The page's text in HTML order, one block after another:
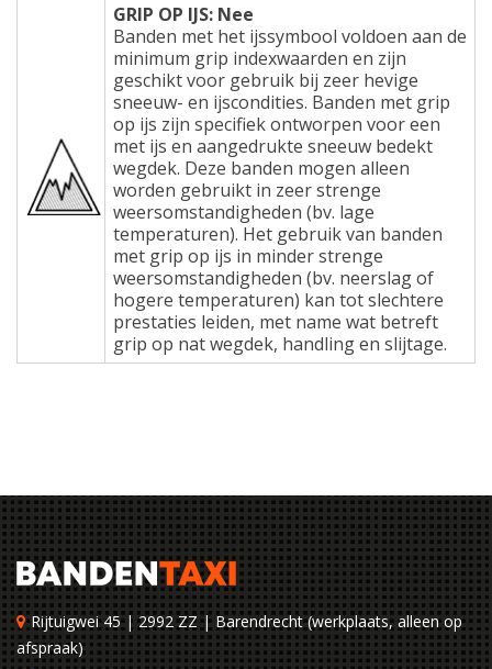
GRIP OP IJS: Nee
Banden met het ijssymbool voldoen aan de
minimum grip indexwaarden en zijn
geschikt voor gebruik bij zeer hevige
sneeuw- en ijscondities. Banden met grip
op ijs zijn specifiek ontworpen voor een
met ijs en aangedrukte sneeuw bedekt
wegdek. Deze banden mogen alleen
worden gebruikt in zeer strenge
weersomstandigheden (bv. lage
temperaturen). Het gebruik van banden
met grip op ijs in minder strenge
weersomstandigheden (bv. neerslag of
hogere temperaturen) kan tot slechtere
prestaties leiden, met name wat betreft
grip op nat wegdek, handling en slijtage.
Rijtuigwei 45 | 2992 ZZ | Barendrecht (werkplaats, alleen op
afspraak)